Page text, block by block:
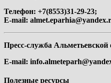
Телефон: +7(8553)31-29-23;
E-mail:
Пресс-служба Альметьевской
E-mail:
Полезные ресурсы